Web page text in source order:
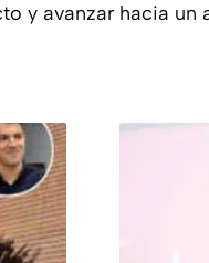
y avanzar hacia un